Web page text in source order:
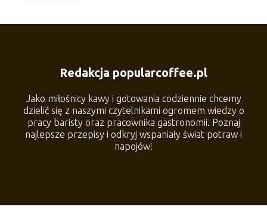
Redakcja popularcoffee.pl
Jako miłośnicy kawy i gotowania codziennie chcemy
dzielić się z naszymi czytelnikami ogromem wiedzy o
pracy baristy oraz pracownika gastronomii. Poznaj
najlepsze przepisy i odkryj wspaniały świat potraw i
napojów!